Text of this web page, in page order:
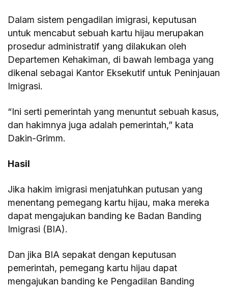
Dalam sistem pengadilan imigrasi, keputusan
untuk mencabut sebuah kartu hijau merupakan
prosedur administratif yang dilakukan oleh
Departemen Kehakiman, di bawah lembaga yang
dikenal sebagai Kantor Eksekutif untuk Peninjauan
Imigrasi.
“Ini serti pemerintah yang menuntut sebuah kasus,
dan hakimnya juga adalah pemerintah,” kata
Dakin-Grimm.
Hasil
Jika hakim imigrasi menjatuhkan putusan yang
menentang pemegang kartu hijau, maka mereka
dapat mengajukan banding ke Badan Banding
Imigrasi (BIA).
Dan jika BIA sepakat dengan keputusan
pemerintah, pemegang kartu hijau dapat
mengajukan banding ke Pengadilan Banding